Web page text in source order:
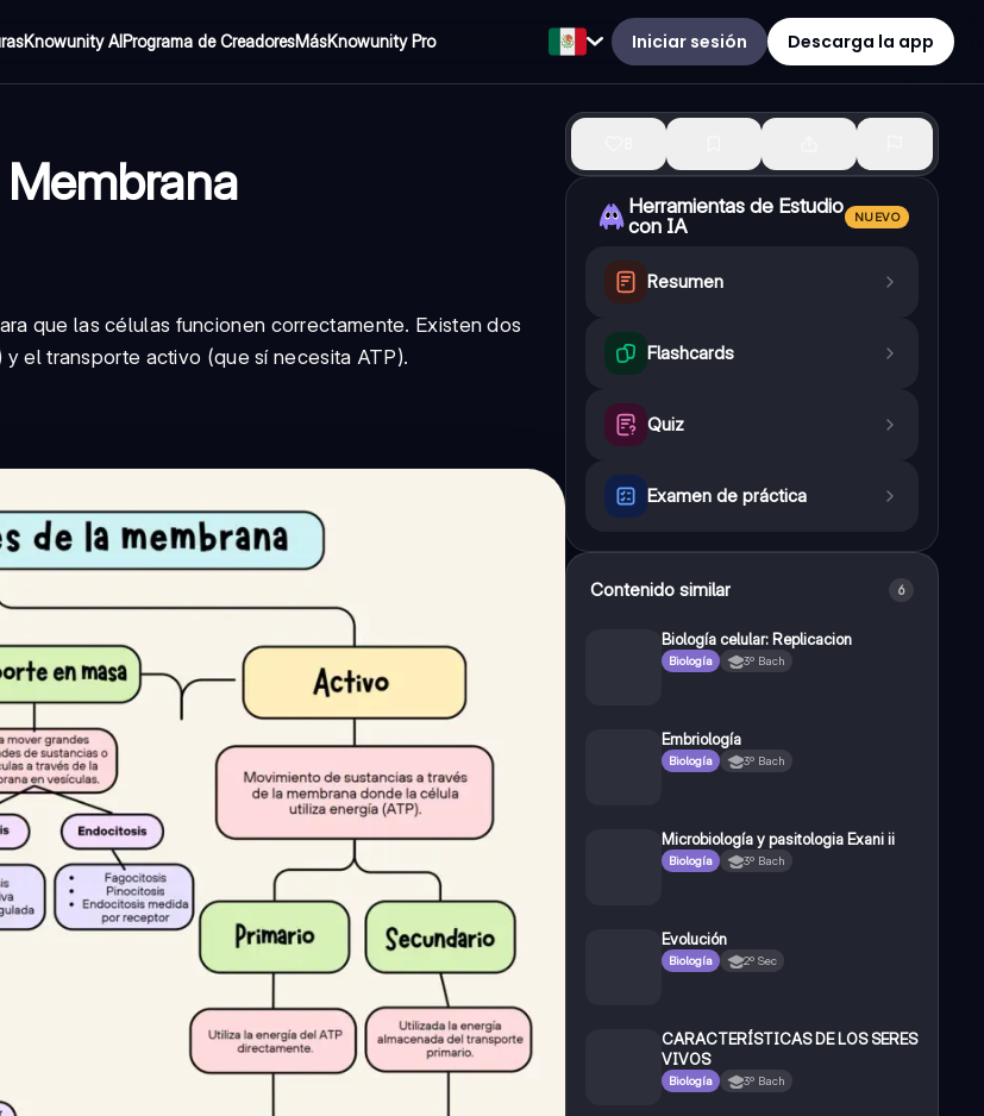
Knowunity AIPrograma de CreadoresMásKnowunity Pro Iniciar sesión Descarga la app
Membrana
que las células funcionen correctamente. Existen dos
el transporte activo (que sí necesita ATP).
Herramientas de Estudio
con IA
NUEVO
Resumen
Flashcards
Quiz
Examen de práctica
Contenido similar 6
Biología celular: Replicacion
Biología 3º Bach
Embriología
Biología 3º Bach
Microbiología y pasitologia Exani ii
Biología 3º Bach
Evolución
Biología 2º Sec
CARACTERÍSTICAS DE LOS SERES
VIVOS
Biología 3º Bach